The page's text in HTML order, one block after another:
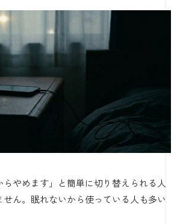
らやめます」と簡単に切り替えられる人
せん。眠れないから使っている人も多い